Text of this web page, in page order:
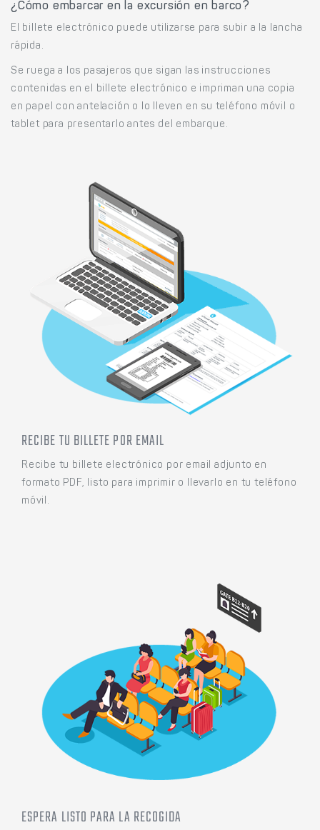
¿Cómo embarcar en la excursión en barco?
El billete electrónico puede utilizarse para subir a la lancha
rápida.
Se ruega a los pasajeros que sigan las instrucciones
contenidas en el billete electrónico e impriman una copia
en papel con antelación o lo lleven en su teléfono móvil o
tablet para presentarlo antes del embarque.
RECIBE TU BILLETE POR EMAIL
Recibe tu billete electrónico por email adjunto en
formato PDF, listo para imprimir o llevarlo en tu teléfono
móvil.
ESPERA LISTO PARA LA RECOGIDA